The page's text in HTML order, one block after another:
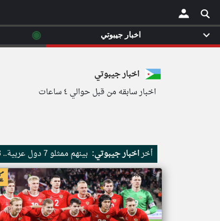
×
اخبار جيبوتي
اخبار سابقه من قبل حوالي ٤ ساعات
أخراخبار جيبوتي: بينهم ممثلو 7 دول عربية.. 13 عضوا في مجلس الفيفا يدعمون عودة روسيا لكرة القدم العالمية
اخبار جيبوتي من ار تي عربي
اخبار جيبوتي ◉